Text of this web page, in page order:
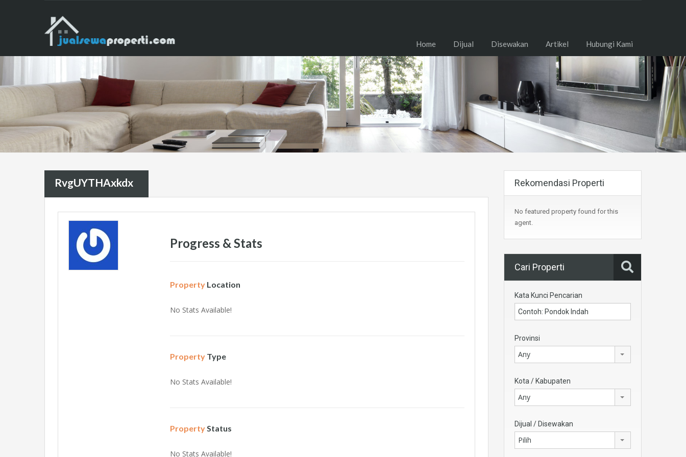
Home Dijual Disewakan Artikel Hubungi Kami
RvgUYTHAxkdx
Progress & Stats
PropertyLocation
No Stats Available!
PropertyType
No Stats Available!
PropertyStatus
No Stats Available!
Rekomendasi Properti
No featured property found for this
agent.
Cari Properti
Kata Kunci Pencarian
Provinsi
Any
Kota / Kabupaten
Any
Dijual / Disewakan
Pilih